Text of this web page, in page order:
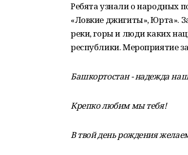
Ребята узнали о народных
«Ловкие джигиты», Юрта».
реки, горы и люди каких
республики. Мероприятие
Башкортостан - надежда
Крепко любим мы тебя!
В твой день рождения